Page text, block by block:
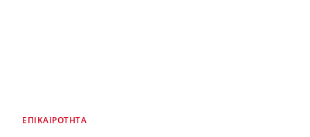
ΕΠΙΚΑΙΡΌΤΗΤΑ